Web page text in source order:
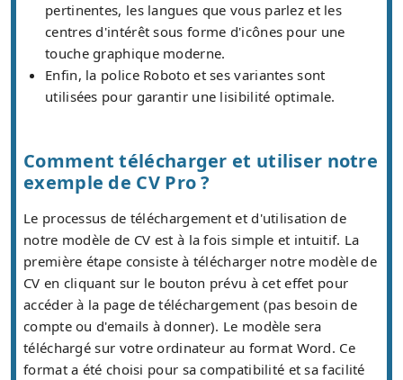
pertinentes, les langues que vous parlez et les
centres d'intérêt sous forme d'icônes pour une
touche graphique moderne.
Enfin, la police Roboto et ses variantes sont
utilisées pour garantir une lisibilité optimale.
Comment télécharger et utiliser notre
exemple de CV Pro ?
Le processus de téléchargement et d'utilisation de
notre modèle de CV est à la fois simple et intuitif. La
première étape consiste à télécharger notre modèle de
CV en cliquant sur le bouton prévu à cet effet pour
accéder à la page de téléchargement (pas besoin de
compte ou d'emails à donner). Le modèle sera
téléchargé sur votre ordinateur au format Word. Ce
format a été choisi pour sa compatibilité et sa facilité